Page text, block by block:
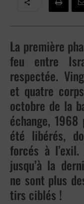
La première
feu entre
respectée.
et quatre
octobre de la
échange,
été libérés,
forcés à l’exil.
jusqu’à la
ne sont plus
tirs ciblés !